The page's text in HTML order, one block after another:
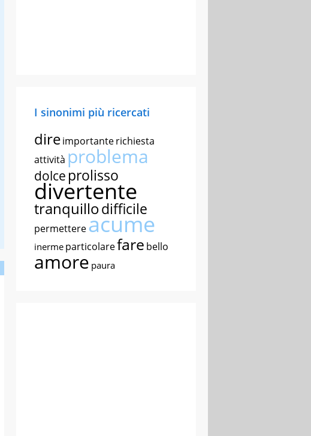
I sinonimi più ricercati
direimportanterichiesta
attività problema
dolce prolisso
divertente
tranquillodifficile
permettereacume
inerme particolarefare bello
amore paura